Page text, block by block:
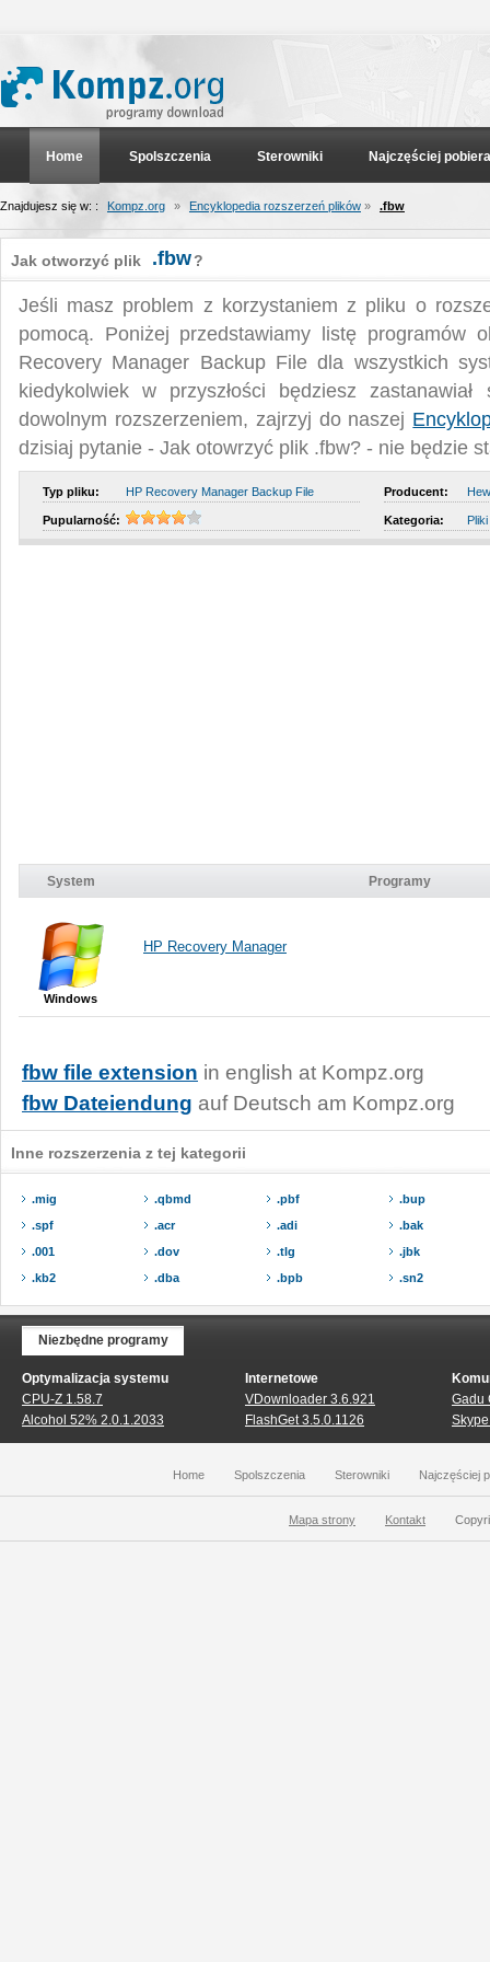
Home Spolszczenia Sterowniki Najczęściej
Znajdujesz się w: : Kompz.org » Encyklopedia rozszerzeń plików » .fbw
Jak otworzyć plik .fbw?
Jeśli masz problem z korzystaniem z pliku o
pomocą. Poniżej przedstawiamy listę programów
Recovery Manager Backup File dla wszystkich
kiedykolwiek w przyszłości będziesz
dowolnym rozszerzeniem, zajrzyj do naszej
dzisiaj pytanie - Jak otowrzyć plik .fbw? - nie będzie
Typ pliku: HP Recovery Manager Backup File Producent:
Pupularność: Kategoria:
System Programy
Windows
HP Recovery Manager
fbw file extension in english at Kompz.org
fbw Dateiendung auf Deutsch am Kompz.org
Inne rozszerzenia z tej kategorii
.mig
.spf
.001
.kb2
.qbmd
.acr
.dov
.dba
.pbf
.adi
.tlg
.bpb
.bup
.bak
.jbk
.sn2
Niezbędne programy
Optymalizacja systemu
CPU-Z 1.58.7
Alcohol 52% 2.0.1.2033
Internetowe
VDownloader 3.6.921
FlashGet 3.5.0.1126
Gadu
Home Spolszczenia Sterowniki Najczęściej
Mapa strony Kontakt